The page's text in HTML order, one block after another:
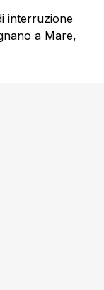
interruzione
a Mare,